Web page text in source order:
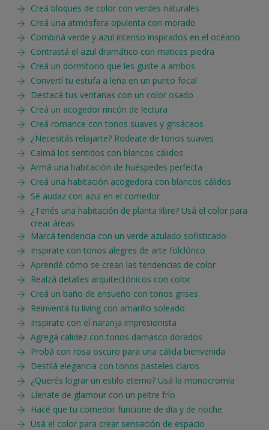
Creá bloques de color con verdes naturales
Creá una atmósfera opulenta con morado
Combiná verde y azul intenso inspirados en el océano
Contrastá el azul dramático con matices piedra
Creá un dormitorio que les guste a ambos
Convertí tu estufa a leña en un punto focal
Destacá tus ventanas con un color osado
Creá un acogedor rincón de lectura
Creá romance con tonos suaves y grisáceos
¿Necesitás relajarte? Rodeate de tonos suaves
Calmá los sentidos con blancos cálidos
Armá una habitación de huéspedes perfecta
Creá una habitación acogedora con blancos cálidos
Sé audaz con azul en el comedor
¿Tenés una habitación de planta libre? Usá el color para
crear áreas
Marcá tendencia con un verde azulado sofisticado
Inspirate con tonos alegres de arte folclórico
Aprendé cómo se crean las tendencias de color
Realzá detalles arquitectónicos con color
Creá un baño de ensueño con tonos grises
Reinventá tu living con amarillo soleado
Inspirate con el naranja impresionista
Agregá calidez con tonos damasco dorados
Probá con rosa oscuro para una cálida bienvenida
Destilá elegancia con tonos pasteles claros
¿Querés lograr un estilo eterno? Usá la monocromía
Llenate de glamour con un peltre frío
Hacé que tu comedor funcione de día y de noche
Usá el color para crear sensación de espacio